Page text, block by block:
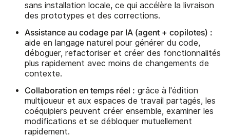
sans installation locale, ce qui accélère la livraison
des prototypes et des corrections.
Assistance au codage par IA (agent + copilotes) :
aide en langage naturel pour générer du code,
déboguer, refactoriser et créer des fonctionnalités
plus rapidement avec moins de changements de
contexte.
Collaboration en temps réel : grâce à l'édition
multijoueur et aux espaces de travail partagés, les
coéquipiers peuvent créer ensemble, examiner les
modifications et se débloquer mutuellement
rapidement.